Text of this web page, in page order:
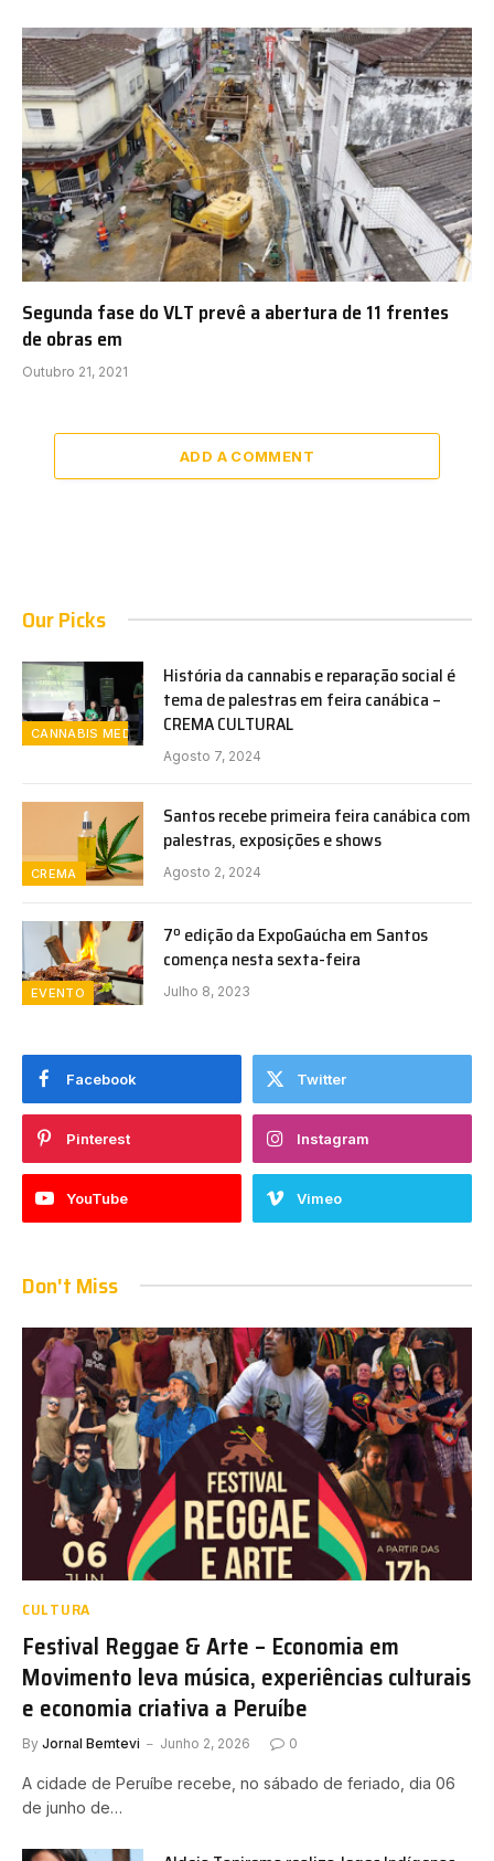
Segunda fase do VLT prevê a abertura de 11 frentes
de obras em
Outubro 21, 2021
ADD A COMMENT
Our Picks
CANNABIS MEDICINAL
História da cannabis e reparação social é
tema de palestras em feira canábica –
CREMA CULTURAL
Agosto 7, 2024
CREMA
Santos recebe primeira feira canábica com
palestras, exposições e shows
Agosto 2, 2024
EVENTO
7º edição da ExpoGaúcha em Santos
comença nesta sexta-feira
Julho 8, 2023
Facebook Twitter
Pinterest Instagram
YouTube Vimeo
Don't Miss
CULTURA
Festival Reggae & Arte – Economia em
Movimento leva música, experiências culturais
e economia criativa a Peruíbe
By Jornal Bemtevi Junho 2, 2026 0
A cidade de Peruíbe recebe, no sábado de feriado, dia 06
de junho de…